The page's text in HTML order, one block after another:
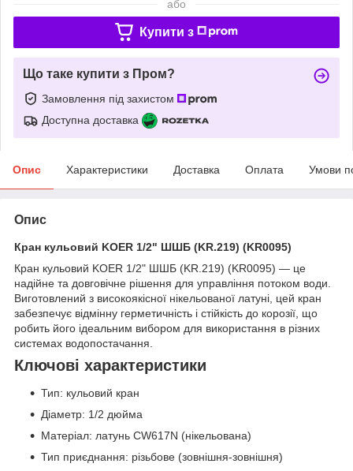
або
Купити з
Що таке купити з Пром?
Замовлення під захистом
Доступна доставка
Опис Характеристики Доставка Оплата Умови
Опис
Кран кульовий KOER 1/2" ШШБ (KR.219) (KR0095)
Кран кульовий KOER 1/2" ШШБ (KR.219) (KR0095) — це
надійне та довговічне рішення для управління потоком води.
Виготовлений з високоякісної нікельованої латуні, цей кран
забезпечує відмінну герметичність і стійкість до корозії, що
робить його ідеальним вибором для використання в різних
системах водопостачання.
Ключові характеристики
Тип: кульовий кран
Діаметр: 1/2 дюйма
Матеріал: латунь CW617N (нікельована)
Тип приєднання: різьбове (зовнішня-зовнішня)